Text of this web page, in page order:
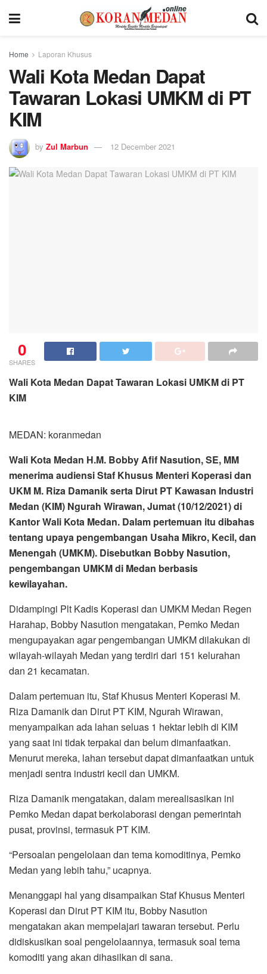
Home Laporan Khusus
Wali Kota Medan Dapat
Tawaran Lokasi UMKM di PT
KIM
by Zul Marbun 12 December 2021
0
SHARES
Wali Kota Medan Dapat Tawaran Lokasi UMKM di PT
KIM
MEDAN: koranmedan
Wali Kota Medan H.M. Bobby Afif Nasution, SE, MM
menerima audiensi Staf Khusus Menteri Koperasi dan
UKM M. Riza Damanik serta Dirut PT Kawasan Industri
Medan (KIM) Ngurah Wirawan, Jumat (10/12/2021) di
Kantor Wali Kota Medan. Dalam pertemuan itu dibahas
tentang upaya pengembangan Usaha Mikro, Kecil, dan
Menengah (UMKM). Disebutkan Bobby Nasution,
pengembangan UMKM di Medan berbasis
kewilayahan.
Didampingi Plt Kadis Koperasi dan UMKM Medan Regen
Harahap, Bobby Nasution mengatakan, Pemko Medan
mengupayakan agar pengembangan UMKM dilakukan di
wilayah-wilayah Medan yang terdiri dari 151 kelurahan
dan 21 kecamatan.
Dalam pertemuan itu, Staf Khusus Menteri Koperasi M.
Riza Damanik dan Dirut PT KIM, Ngurah Wirawan,
menyampaikan ada lahan seluas 1 hektar lebih di KIM
yang saat ini tidak terpakai dan belum dimanfaatkan.
Menurut mereka, lahan tersebut dapat dimanfaatkan untuk
menjadi sentra industri kecil dan UMKM.
Riza Damanik mengatakan, dalam merealisasikan ini
Pemko Medan dapat berkolaborasi dengan pemerintah
pusat, provinsi, termasuk PT KIM.
“Persoalan pengelolaan dan tema komoditinya, Pemko
Medan yang lebih tahu,” ucapnya.
Menanggapi hal yang disampaikan Staf Khusus Menteri
Koperasi dan Dirut PT KIM itu, Bobby Nasution
mengatakan akan mempelajari tawaran tersebut. Perlu
didiskusikan soal pengelolaannya, termasuk soal tema
komoditi yang akan dihasilkan di sana.